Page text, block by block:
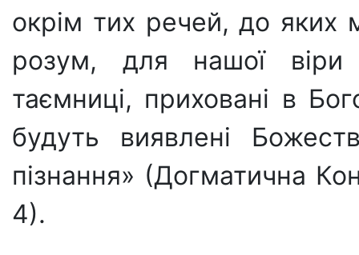
окрім тих речей, до яких
розум, для нашої віри
таємниці, приховані в
будуть виявлені
пізнан­ня» (Догматична
4).